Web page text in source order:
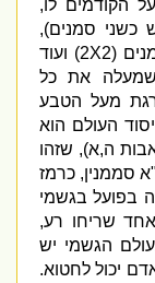
לו ,
סמנים),
(2X2)
ועוד
את כל
מעל הטבע
העולם הוא
ה א),שזהו
,כרמז
בגשמי
שריחו רע,
הגשמי יש
יכול לחטוא.